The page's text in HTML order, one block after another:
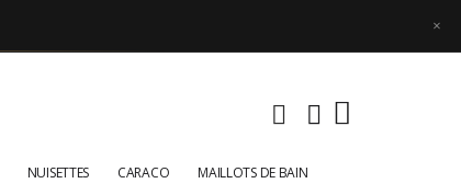
×
NUISETTES CARACO MAILLOTS DE BAIN